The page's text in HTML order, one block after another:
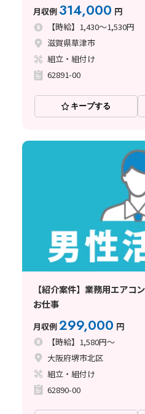
月収例 314,000 円
【時給】1,430～1,530円
滋賀県草津市
組立・組付け
62891-00
キープする
【紹介案件】業務用エアコ
お仕事
月収例299,000 円
【時給】1,580円～
大阪府堺市北区
組立・組付け
62890-00